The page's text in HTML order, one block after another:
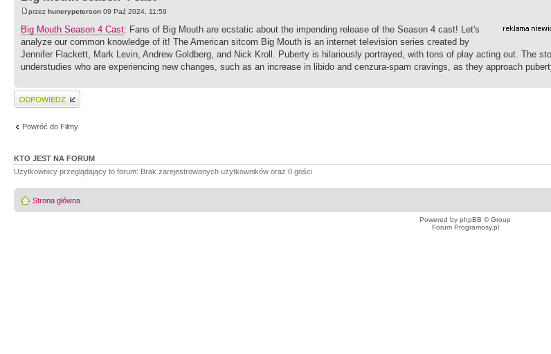
przez hunerypeterson 09 Paź 2024, 11:59
Big Mouth Season 4 Cast: Fans of Big Mouth are ecstatic about the impending release of the Season 4 cast! Let's
analyze our common knowledge of it! The American sitcom Big Mouth is an internet television series created by
Jennifer Flackett, Mark Levin, Andrew Goldberg, and Nick Kroll. Puberty is hilariously portrayed, with tons of play acting out. The
understudies who are experiencing new changes, such as an increase in libido and cenzura-spam cravings, as they approach
Wyślij odpowiedź
Powróć do Filmy
KTO JEST NA FORUM
Użytkownicy przeglądający to forum: Brak zarejestrowanych użytkowników oraz 0 gości
Strona główna
Powered by phpBB © Group
Forum Programosy.pl